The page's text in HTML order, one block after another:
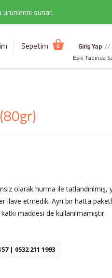
sunar.
Sepetim 0 Giriş Yap //
Eski Tadında
olarak hurma ile tatlandırılmış,
ilave etmedik. Ayrı bir hatta
maddesi de kullanılmamıştır.
| 0532 211 1993